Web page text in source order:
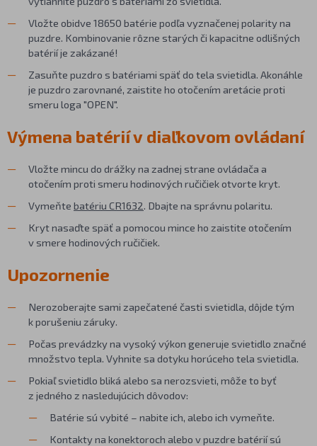
Vložte obidve 18650 batérie podľa vyznačenej polarity na
puzdre. Kombinovanie rôzne starých či kapacitne odlišných
batérií je zakázané!
Zasuňte puzdro s batériami späť do tela svietidla. Akonáhle
je puzdro zarovnané, zaistite ho otočením aretácie proti
smeru loga "OPEN".
Výmena batérií v diaľkovom ovládaní
Vložte mincu do drážky na zadnej strane ovládača a
otočením proti smeru hodinových ručičiek otvorte kryt.
Vymeňte batériu CR1632 . Dbajte na správnu polaritu.
Kryt nasaďte späť a pomocou mince ho zaistite otočením
v smere hodinových ručičiek.
Upozornenie
Nerozoberajte sami zapečatené časti svietidla, dôjde tým
k porušeniu záruky.
Počas prevádzky na vysoký výkon generuje svietidlo značné
množstvo tepla. Vyhnite sa dotyku horúceho tela svietidla.
Pokiaľ svietidlo bliká alebo sa nerozsvieti, môže to byť
z jedného z nasledujúcich dôvodov:
Batérie sú vybité – nabite ich, alebo ich vymeňte.
Kontakty na konektoroch alebo v puzdre batérií sú